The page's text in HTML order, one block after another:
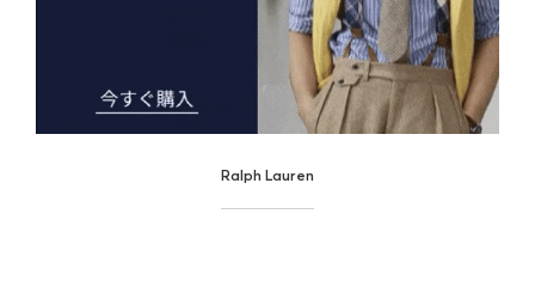
Ralph Lauren